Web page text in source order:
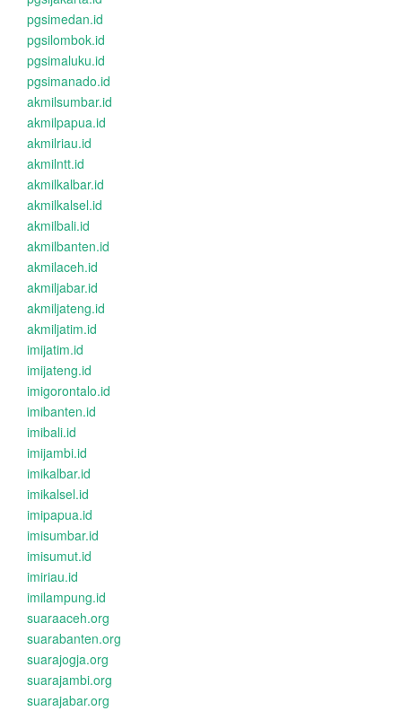
pgsimedan.id
pgsilombok.id
pgsimaluku.id
pgsimanado.id
akmilsumbar.id
akmilpapua.id
akmilriau.id
akmilntt.id
akmilkalbar.id
akmilkalsel.id
akmilbali.id
akmilbanten.id
akmilaceh.id
akmiljabar.id
akmiljateng.id
akmiljatim.id
imijatim.id
imijateng.id
imigorontalo.id
imibanten.id
imibali.id
imijambi.id
imikalbar.id
imikalsel.id
imipapua.id
imisumbar.id
imisumut.id
imiriau.id
imilampung.id
suaraaceh.org
suarabanten.org
suarajogja.org
suarajambi.org
suarajabar.org